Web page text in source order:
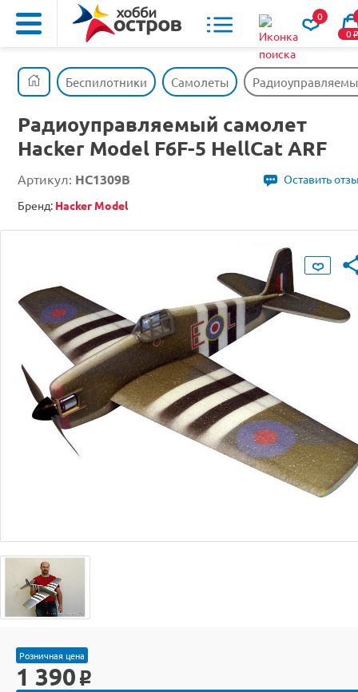
0
0o
Беспилотники Самолеты
Радиоуправляемый самолет
Hacker Model F6F-5 HellCat ARF
Артикул: HC1309B
Оставить
Бренд: Hacker Model
Розничная цена
1 390 o